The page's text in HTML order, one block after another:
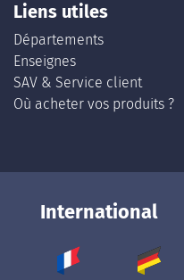
Liens utiles
Départements
Enseignes
SAV & Service client
Où acheter vos produits ?
International